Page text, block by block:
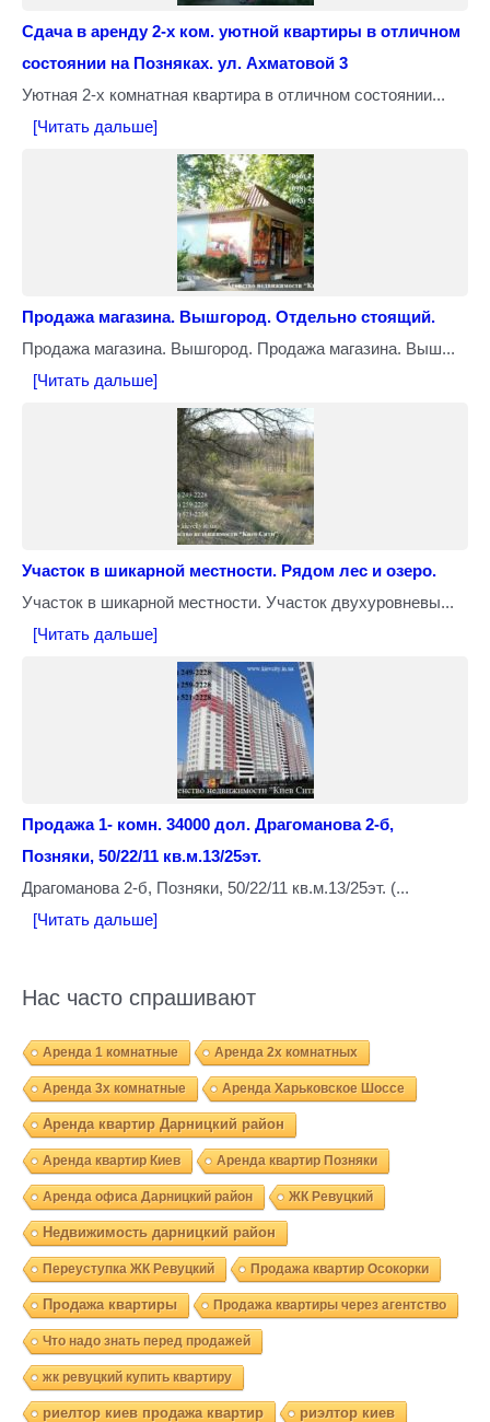
Сдача в аренду 2-х ком. уютной квартиры в отличном
состоянии на Позняках. ул. Ахматовой 3
Уютная 2-х комнатная квартира в отличном состоянии...
[Читать дальше]
Продажа магазина. Вышгород. Отдельно стоящий.
Продажа магазина. Вышгород. Продажа магазина. Выш...
[Читать дальше]
Участок в шикарной местности. Рядом лес и озеро.
Участок в шикарной местности. Участок двухуровневы...
[Читать дальше]
Продажа 1- комн. 34000 дол. Драгоманова 2-б,
Позняки, 50/22/11 кв.м.13/25эт.
Драгоманова 2-б, Позняки, 50/22/11 кв.м.13/25эт. (...
[Читать дальше]
Нас часто спрашивают
Аренда 1 комнатные Аренда 2х комнатных
Аренда 3х комнатные Аренда Харьковское Шоссе
Аренда квартир Дарницкий район
Аренда квартир Киев Аренда квартир Позняки
Аренда офиса Дарницкий район ЖК Ревуцкий
Недвижимость дарницкий район
Переуступка ЖК Ревуцкий Продажа квартир Осокорки
Продажа квартиры Продажа квартиры через агентство
Что надо знать перед продажей
жк ревуцкий купить квартиру
риелтор киев продажа квартир риэлтор киев